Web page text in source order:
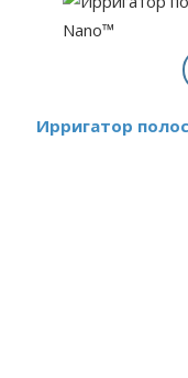
Ирригатор